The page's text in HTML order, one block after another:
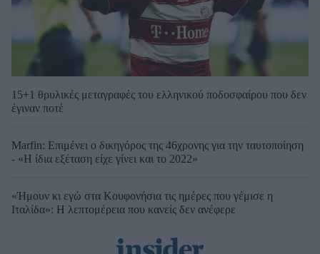
15+1 θρυλικές μεταγραφές του ελληνικού ποδοσφαίρου που δεν
έγιναν ποτέ
Marfin: Επιμένει ο δικηγόρος της 46χρονης για την ταυτοποίηση
- «Η ίδια εξέταση είχε γίνει και το 2022»
«Ήμουν κι εγώ στα Κουφονήσια τις ημέρες που γέμισε η
Ιταλίδα»: Η λεπτομέρεια που κανείς δεν ανέφερε